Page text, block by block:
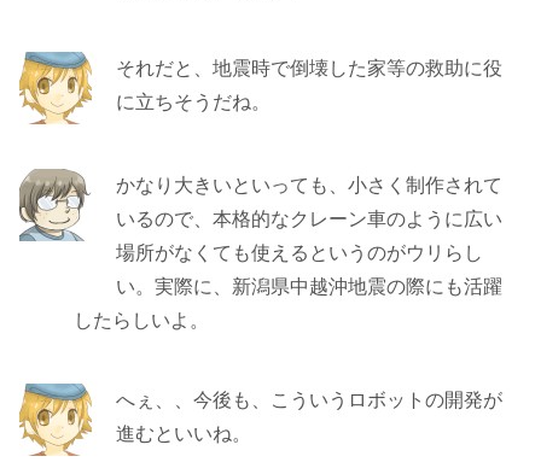
それだと、地震時で倒壊した家等の救助に役
に立ちそうだね。
かなり大きいといっても、小さく制作されて
いるので、本格的なクレーン車のように広い
場所がなくても使えるというのがウリらし
い。実際に、新潟県中越沖地震の際にも活躍
したらしいよ。
へぇ、、今後も、こういうロボットの開発が
進むといいね。